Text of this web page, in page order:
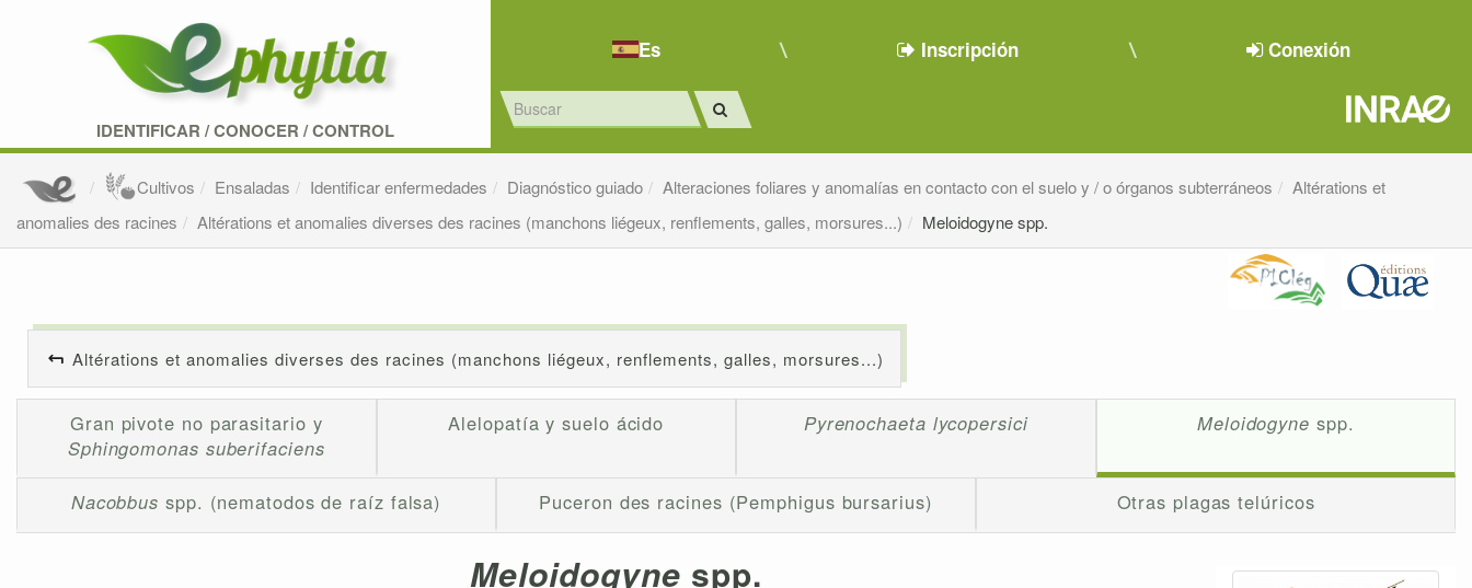
IDENTIFICAR /CONOCER /CONTROL
Es Inscripción Conexión
Cultivos Ensaladas Identificar enfermedades Diagnóstico guiado Alteraciones foliares y anomalías en contacto con el suelo y / o órganos subterráneos
Altérations et
anomalies des racines
Altérations et anomalies diverses des racines (manchons liégeux, renflements, galles, morsures...) Meloidogyne spp.
Altérations et anomalies diverses des racines (manchons liégeux, renflements, galles, morsures...)
Gran pivote no parasitario y
Sphingomonas suberifaciens
Alelopatía y suelo ácido Pyrenochaeta lycopersici Meloidogyne spp.
Nacobbus spp. (nematodos de raíz falsa) Puceron des racines (Pemphigus bursarius) Otras plagas telúricos
Meloidogyne spp.